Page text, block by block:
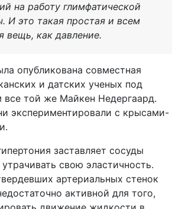
на работу глимфатической
И это такая простая и всем
вещь, как давление.
опубликована совместная
и датских ученых под
все той же Майкен Недергаард.
экспериментировали с крысами-
заставляет сосуды
утрачивать свою эластичность.
артериальных стенок
активной для того,